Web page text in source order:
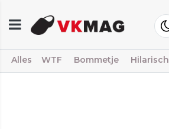
Alles WTF Bommetje Hilarisch